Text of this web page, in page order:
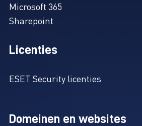
Microsoft 365
Sharepoint
Licenties
ESET Security licenties
Domeinen en websites